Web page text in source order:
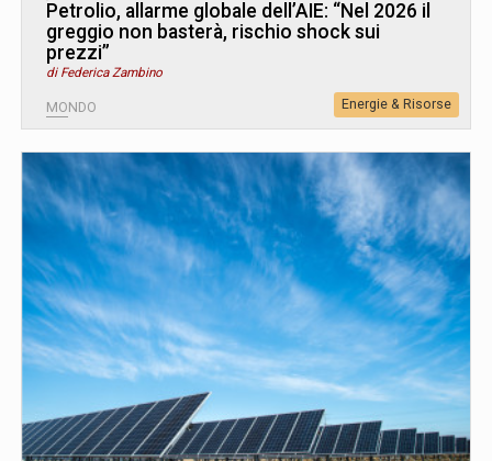
Petrolio, allarme globale dell’AIE: “Nel 2026 il
greggio non basterà, rischio shock sui
prezzi”
di Federica Zambino
MONDO Energie & Risorse